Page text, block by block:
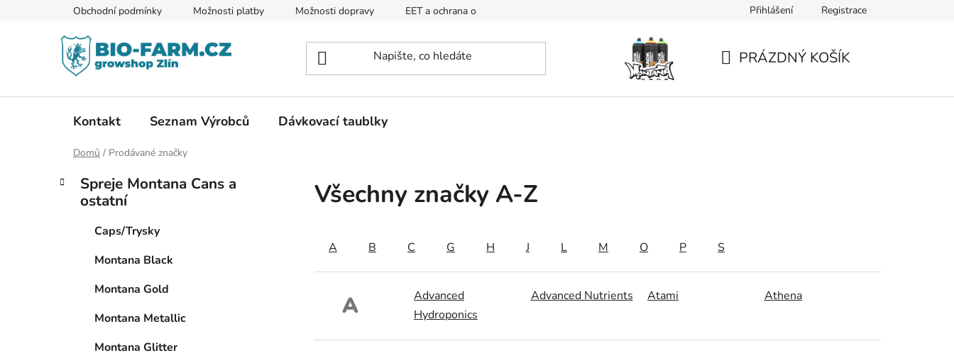
Obchodní podmínky Možnosti platby Možnosti dopravy EET a ochrana osobních údajů Přihlášení Registrace
PRÁZDNÝ KOŠÍK
Kontakt Seznam Výrobců Dávkovací taublky
Domů / Prodávané značky
PPřeskočit
kategorie
K
a
Spreje Montana Cans a
ostatní
Caps/Trysky
Montana Black
Montana Gold
Montana Metallic
Montana Glitter
Všechny značky A-Z
A B C G H J L M O P S
A
Advanced
Hydroponics
Advanced Nutrients Atami Athena